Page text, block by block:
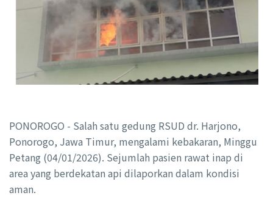
PONOROGO - Salah satu gedung RSUD dr. Harjono,
Ponorogo, Jawa Timur, mengalami kebakaran, Minggu
Petang (04/01/2026). Sejumlah pasien rawat inap di
area yang berdekatan api dilaporkan dalam kondisi
aman.